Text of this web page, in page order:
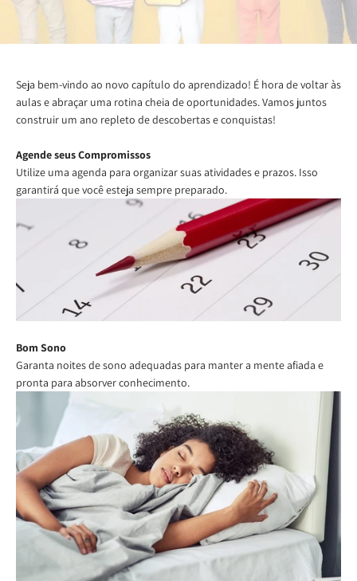
Seja bem-vindo ao novo capítulo do aprendizado! É hora de voltar às
aulas e abraçar uma rotina cheia de oportunidades. Vamos juntos
construir um ano repleto de descobertas e conquistas!
Agende seus Compromissos
Utilize uma agenda para organizar suas atividades e prazos. Isso
garantirá que você esteja sempre preparado.
Bom Sono
Garanta noites de sono adequadas para manter a mente afiada e
pronta para absorver conhecimento.